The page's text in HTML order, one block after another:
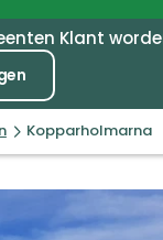
Klant
Kopparholmarna